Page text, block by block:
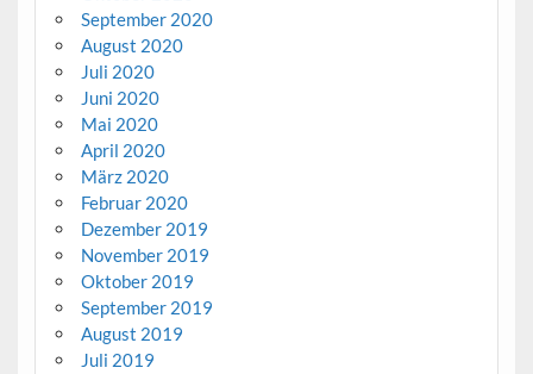
September 2020
August 2020
Juli 2020
Juni 2020
Mai 2020
April 2020
März 2020
Februar 2020
Dezember 2019
November 2019
Oktober 2019
September 2019
August 2019
Juli 2019